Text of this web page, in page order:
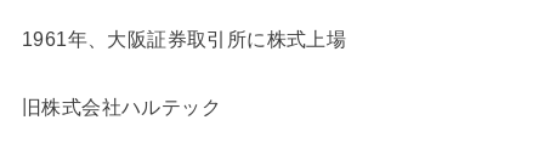
1961年、大阪証券取引所に株式上場
旧株式会社ハルテック